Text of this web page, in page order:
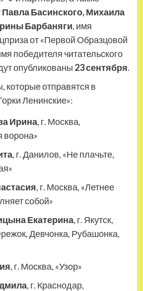
Павла Басинского, Михаила
Барбаняги, имя
от «Первой Образцовой
победителя читательского
опубликованы 23 сентября.
которые отправятся в
Ленинские»:
Ирина, г. Москва,
ворона»
, г. Данилов, «Не плачьте,
, г. Москва, «Летнее
собой»
Екатерина, г. Якутск,
Девчонка, Рубашонка,
, г. Москва, «Узор»
, г. Краснодар,